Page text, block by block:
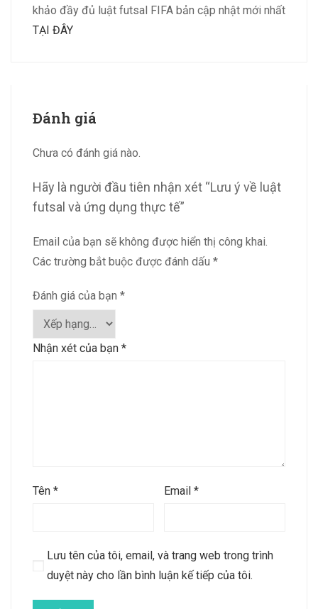
khảo đầy đủ luật futsal FIFA bản cập nhật mới nhất
TẠI ĐÂY
Đánh giá
Chưa có đánh giá nào.
Hãy là người đầu tiên nhận xét “Lưu ý về luật
futsal và ứng dụng thực tế”
Email của bạn sẽ không được hiển thị công khai.
Các trường bắt buộc được đánh dấu *
Đánh giá của bạn *
Nhận xét của bạn *
Tên * Email*
Lưu tên của tôi, email, và trang web trong trình
duyệt này cho lần bình luận kế tiếp của tôi.